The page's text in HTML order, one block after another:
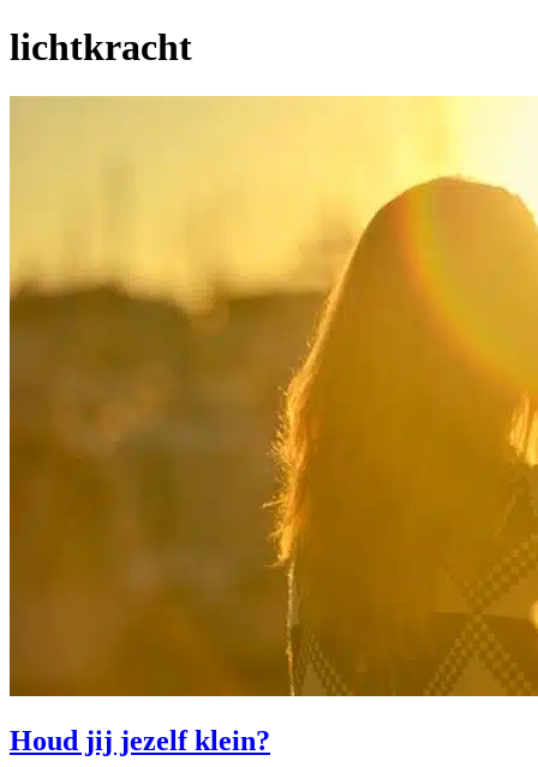
lichtkracht
Houd jij jezelf klein?